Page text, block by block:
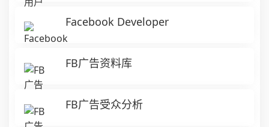
Facebook Developer
FB广告资料库
FB广告受众分析